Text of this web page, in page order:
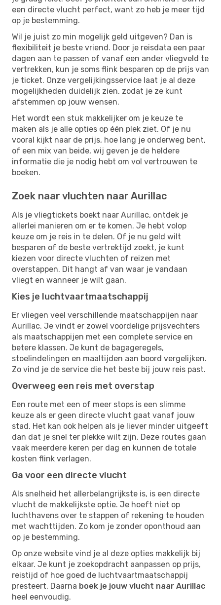
een directe vlucht perfect, want zo heb je meer tijd
op je bestemming.
Wil je juist zo min mogelijk geld uitgeven? Dan is
flexibiliteit je beste vriend. Door je reisdata een paar
dagen aan te passen of vanaf een ander vliegveld te
vertrekken, kun je soms flink besparen op de prijs van
je ticket. Onze vergelijkingsservice laat je al deze
mogelijkheden duidelijk zien, zodat je ze kunt
afstemmen op jouw wensen.
Het wordt een stuk makkelijker om je keuze te
maken als je alle opties op één plek ziet. Of je nu
vooral kijkt naar de prijs, hoe lang je onderweg bent,
of een mix van beide, wij geven je de heldere
informatie die je nodig hebt om vol vertrouwen te
boeken.
Zoek naar vluchten naar Aurillac
Als je vliegtickets boekt naar Aurillac, ontdek je
allerlei manieren om er te komen. Je hebt volop
keuze om je reis in te delen. Of je nu geld wilt
besparen of de beste vertrektijd zoekt, je kunt
kiezen voor directe vluchten of reizen met
overstappen. Dit hangt af van waar je vandaan
vliegt en wanneer je wilt gaan.
Kies je luchtvaartmaatschappij
Er vliegen veel verschillende maatschappijen naar
Aurillac. Je vindt er zowel voordelige prijsvechters
als maatschappijen met een complete service en
betere klassen. Je kunt de bagageregels,
stoelindelingen en maaltijden aan boord vergelijken.
Zo vind je de service die het beste bij jouw reis past.
Overweeg een reis met overstap
Een route met een of meer stops is een slimme
keuze als er geen directe vlucht gaat vanaf jouw
stad. Het kan ook helpen als je liever minder uitgeeft
dan dat je snel ter plekke wilt zijn. Deze routes gaan
vaak meerdere keren per dag en kunnen de totale
kosten flink verlagen.
Ga voor een directe vlucht
Als snelheid het allerbelangrijkste is, is een directe
vlucht de makkelijkste optie. Je hoeft niet op
luchthavens over te stappen of rekening te houden
met wachttijden. Zo kom je zonder oponthoud aan
op je bestemming.
Op onze website vind je al deze opties makkelijk bij
elkaar. Je kunt je zoekopdracht aanpassen op prijs,
reistijd of hoe goed de luchtvaartmaatschappij
presteert. Daarna boek je jouw vlucht naar Aurillac
heel eenvoudig.